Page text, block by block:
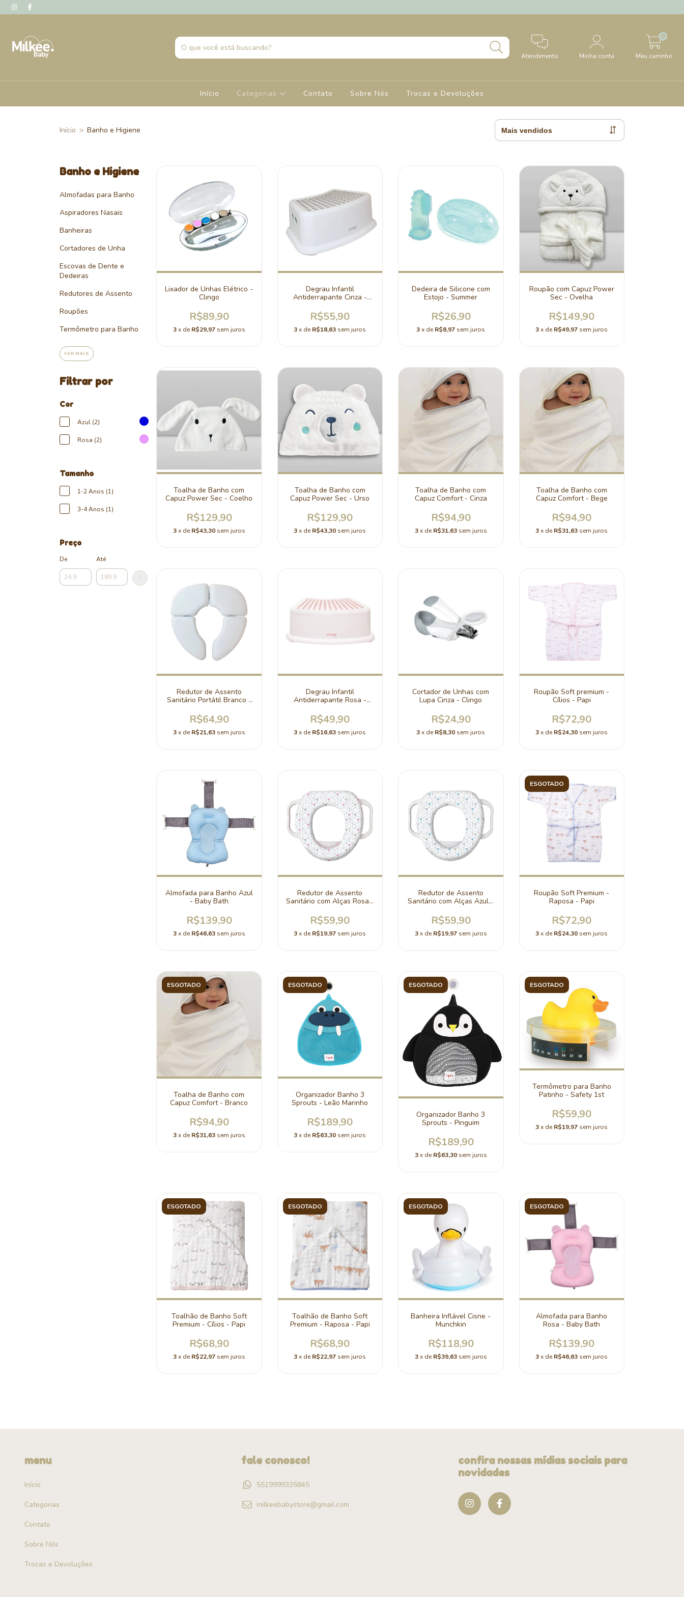
Atendimento Minha conta Meu carrinho
0
Início Categorias Contato Sobre Nós Trocas e Devoluções
Início > Banho e Higiene
Banho e Higiene
Almofadas para Banho
Aspiradores Nasais
Banheiras
Cortadores de Unha
Escovas de Dente e
Dedeiras
Redutores de Assento
Roupões
Termômetro para Banho
VER MAIS
Filtrar por
Cor
Azul (2)
Rosa (2)
Tamanho
1-2 Anos (1)
3-4 Anos (1)
Preço
De Até
Lixador de Unhas Elétrico -
Clingo
R$89,90
3 x de R$29,97 sem juros
Degrau Infantil
Antiderrapante Cinza -
R$55,90
3 x de R$18,63 sem juros
Dedeira de Silicone com
Estojo - Summer
R$26,90
3 x de R$8,97 sem juros
Roupão com Capuz Power
Sec - Ovelha
R$149,90
3 x de R$49,97 sem juros
Toalha de Banho com
Capuz Power Sec - Coelho
R$129,90
3 x de R$43,30 sem juros
Toalha de Banho com
Capuz Power Sec - Urso
R$129,90
3 x de R$43,30 sem juros
Toalha de Banho com
Capuz Comfort - Cinza
R$94,90
3 x de R$31,63 sem juros
Toalha de Banho com
Capuz Comfort - Bege
R$94,90
3 x de R$31,63 sem juros
Redutor de Assento
Sanitário Portátil Branco -
R$64,90
3 x de R$21,63 sem juros
Degrau Infantil
Antiderrapante Rosa -
R$49,90
3 x de R$16,63 sem juros
Cortador de Unhas com
Lupa Cinza - Clingo
R$24,90
3 x de R$8,30 sem juros
Roupão Soft premium -
Cílios - Papi
R$72,90
3 x de R$24,30 sem juros
Almofada para Banho Azul
- Baby Bath
R$139,90
3 x de R$46,63 sem juros
Redutor de Assento
Sanitário com Alças Rosa -
R$59,90
3 x de R$19,97 sem juros
Redutor de Assento
Sanitário com Alças Azul -
R$59,90
3 x de R$19,97 sem juros
ESGOTADO
Roupão Soft Premium -
Raposa - Papi
R$72,90
3 x de R$24,30 sem juros
ESGOTADO
Toalha de Banho com
Capuz Comfort - Branco
R$94,90
3 x de R$31,63 sem juros
ESGOTADO
Organizador Banho 3
Sprouts - Leão Marinho
R$189,90
3 x de R$63,30 sem juros
ESGOTADO
Organizador Banho 3
Sprouts - Pinguim
R$189,90
3 x de R$63,30 sem juros
ESGOTADO
Termômetro para Banho
Patinho - Safety 1st
R$59,90
3 x de R$19,97 sem juros
ESGOTADO
Toalhão de Banho Soft
Premium - Cílios - Papi
R$68,90
3 x de R$22,97 sem juros
ESGOTADO
Toalhão de Banho Soft
Premium - Raposa - Papi
R$68,90
3 x de R$22,97 sem juros
ESGOTADO
Banheira Inflável Cisne -
Munchkin
R$118,90
3 x de R$39,63 sem juros
ESGOTADO
Almofada para Banho
Rosa - Baby Bath
R$139,90
3 x de R$46,63 sem juros
menu
Início
Categorias
Contato
Sobre Nós
Trocas e Devoluções
fale conosco!
5519999335845
milkeebabystore@gmail.com
confira nossas mídias sociais para
novidades